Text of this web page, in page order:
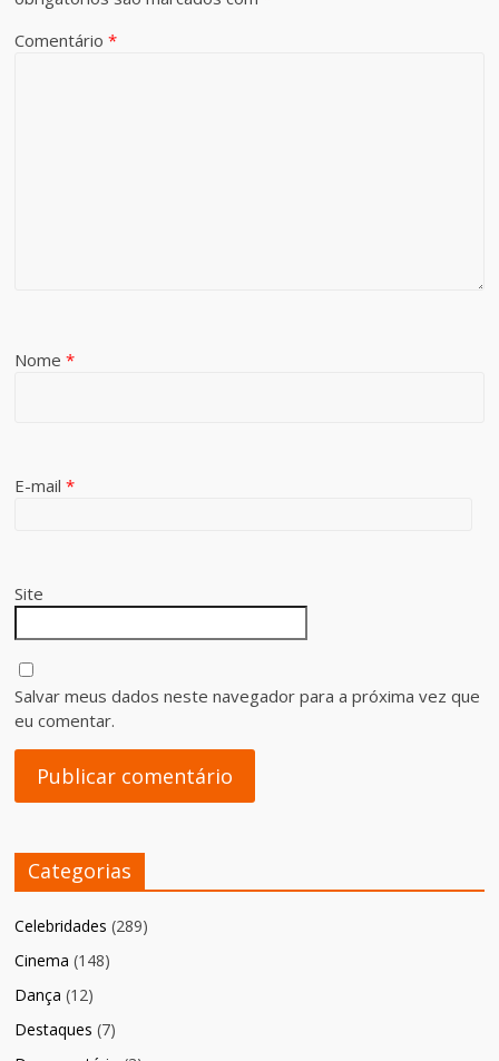
Comentário*
Nome*
E-mail*
Site
Salvar meus dados neste navegador para a próxima vez que
eu comentar.
Categorias
Celebridades (289)
Cinema (148)
Dança (12)
Destaques (7)